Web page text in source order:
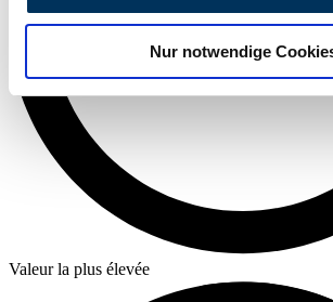
analysieren. Außerdem geben wir
Verwendung unserer Website an unsere
soziale Medien, Werbung und Analysen
Partner führen diese Informationen
weiteren Daten zusammen, die Sie
haben oder die sie im Rahmen Ihrer
gesammelt haben.
Nur notwendige
Valeur la plus élevée